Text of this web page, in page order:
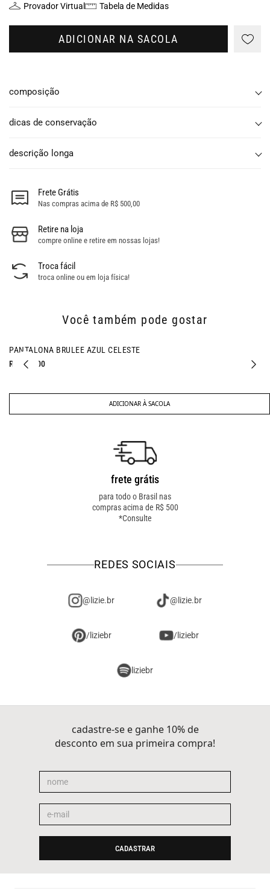
Provador Virtual Tabela de Medidas
ADICIONAR NA SACOLA
composição
dicas de conservação
descrição longa
Frete Grátis
Nas compras acima de R$ 500,00
Retire na loja
compre online e retire em nossas lojas!
Troca fácil
troca online ou em loja física!
Você também pode gostar
frete grátis
para todo o Brasil nas
compras acima de R$ 500
*Consulte
REDES SOCIAIS
@lizie.br @lizie.br
/liziebr /liziebr
liziebr
cadastre-se e ganhe 10% de
desconto em sua primeira compra!
CADASTRAR